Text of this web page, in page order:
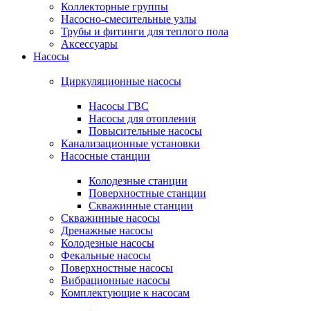
Коллекторные группы
Насосно-смесительные узлы
Трубы и фитинги для теплого пола
Аксессуары
Насосы
Циркуляционные насосы
Насосы ГВС
Насосы для отопления
Повысительные насосы
Канализационные установки
Насосные станции
Колодезные станции
Поверхностные станции
Скважинные станции
Скважинные насосы
Дренажные насосы
Колодезные насосы
Фекальные насосы
Поверхностные насосы
Вибрационные насосы
Комплектующие к насосам